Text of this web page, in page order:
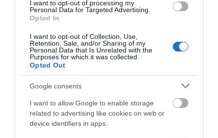
I want to opt-out of processing my
Personal Data for Targeted Advertising.
Opted In
I want to opt-out of Collection, Use,
Retention, Sale, and/or Sharing of my
Personal Data that Is Unrelated with the
Purposes for which it was collected.
Opted Out
Google consents
I want to allow Google to enable storage
related to advertising like cookies on web or
device identifiers in apps.
θαλάσσια εκδρομή για 57χρονο
τουρίστα
Βαρύ πένθος για τον εκπαιδευτικό
από την Εύβοια που έφυγε από τη
07.08.2026 | 18:00
Αυτοψία στα καμένα: 37 σπίτια
κρίθηκαν κατεδαφιστέα στο
Πόρτο Γερμενό